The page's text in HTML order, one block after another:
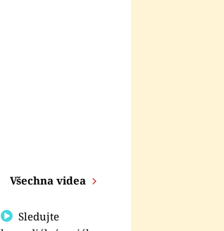
Všechna videa
Sledujte